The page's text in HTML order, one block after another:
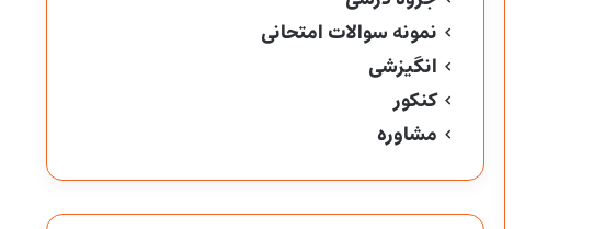
نمونه سوالات امتحانی
انگیزشی
کنکور
مشاوره